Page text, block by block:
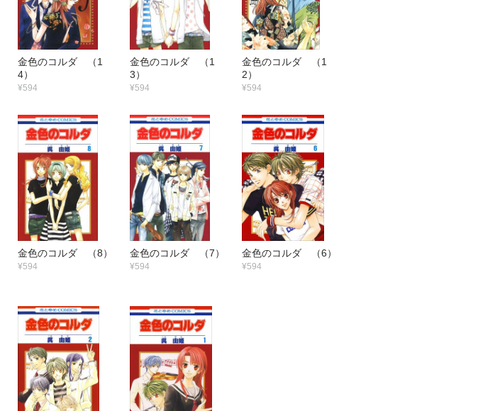
金色のコルダ （1
4）
¥594
金色のコルダ （1
3）
¥594
金色のコルダ （1
2）
¥594
金色のコルダ （8）
¥594
金色のコルダ （7）
¥594
金色のコルダ （6）
¥594